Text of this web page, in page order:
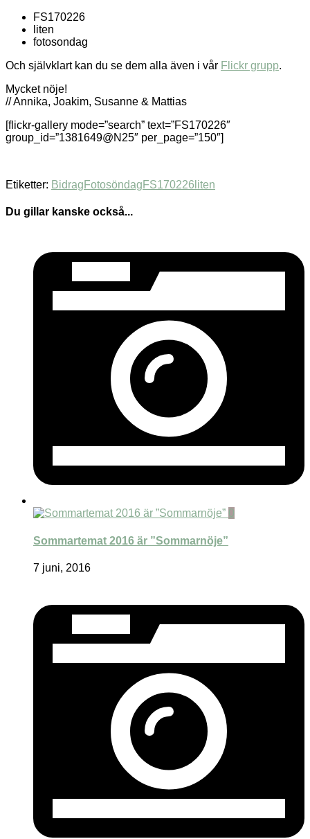
FS170226
liten
fotosondag
Och självklart kan du se dem alla även i vår Flickr grupp.
Mycket nöje!
// Annika, Joakim, Susanne & Mattias
[flickr-gallery mode=”search” text=”FS170226″
group_id=”1381649@N25″ per_page=”150″]
Etiketter: Bidrag Fotosöndag FS170226 liten
Du gillar kanske också...
0
Sommartemat 2016 är ”Sommarnöje”
7 juni, 2016